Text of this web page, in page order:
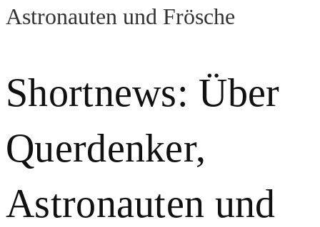
Astronauten und Frösche
Shortnews: Über
Querdenker,
Astronauten und